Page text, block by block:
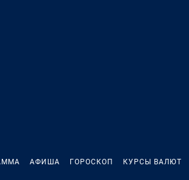
АФИША ГОРОСКОП КУРСЫ ВАЛЮТ